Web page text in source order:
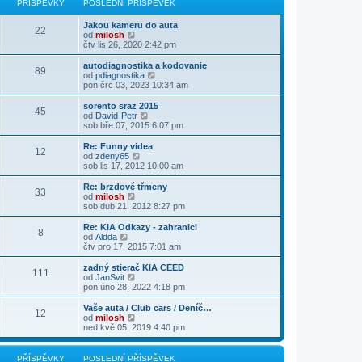
ě
v
e
k
ř
í
s
ě
v
e
k
d
n
í
ř
í
s
p
ě
v
e
k
o
s
l
e
d
n
í
p
ř
í
s
p
ě
v
e
k
t
p
o
s
l
e
d
n
í
p
ř
í
s
p
ě
v
e
k
PŘÍSPĚVKY POSLEDNÍ PŘÍSPĚVEK
22
Jakou kameru do auta
od milosh
o
b
r
a
z
p
o
s
e
d
n
í
p
í
s
p
v
e
k
čtv lis 26, 2020 2:42 pm
89
autodiagnostika a kodovanie
od pdiagnostika
o
b
r
z
o
s
e
n
í
p
í
s
p
v
e
k
pon črc 03, 2023 10:34 am
45
sorento sraz 2015
od David-Petr
o
b
r
z
p
o
s
e
n
í
p
í
s
p
v
e
k
sob bře 07, 2015 6:07 pm
12
Re: Funny videa
od zdeny65
o
b
r
z
p
o
s
e
n
í
p
í
s
p
ě
sob lis 17, 2012 10:00 am
33
Re: brzdové třmeny
od milosh
o
b
r
z
t
p
o
s
e
n
í
ř
sob dub 21, 2012 8:27 pm
8
Re: KIA Odkazy - zahranici
od Aldda
o
b
r
a
z
p
o
s
l
čtv pro 17, 2015 7:01 am
111
zadný stierač KIA CEED
od JanSvit
o
b
r
z
t
p
pon úno 28, 2022 4:18 pm
12
Vaše auta / Club cars / Deníč…
od milosh
o
b
r
a
ned kvě 05, 2019 4:40 pm
PŘÍSPĚVKY POSLEDNÍ PŘÍSPĚVEK